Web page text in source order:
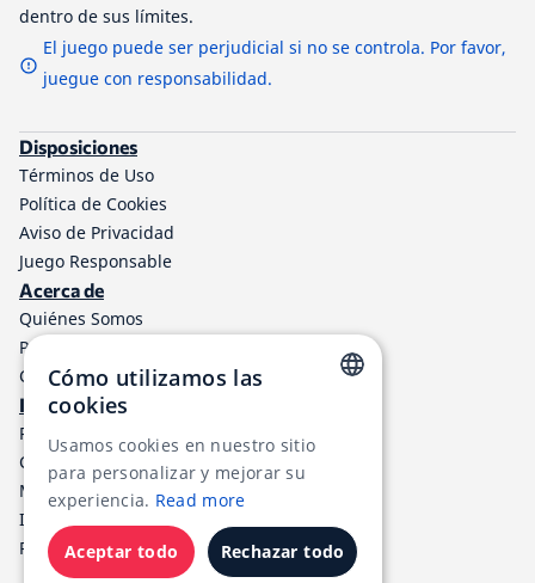
dentro de sus límites.
El juego puede ser perjudicial si no se controla. Por favor,
juegue con responsabilidad.
Disposiciones
Términos de Uso
Política de Cookies
Aviso de Privacidad
Juego Responsable
Acerca de
Quiénes Somos
Programa de afiliados a TheLotter
Contáctenos
Información
Resultados de lotería
Centro de ayuda
Métodos de Pago
Impuestos de Loterías
RSS
RUSSIAN
FRENCH
Cómo utilizamos las
cookies
Usamos cookies en nuestro sitio
para personalizar y mejorar su
experiencia. Read more
Aceptar todo Rechazar todo